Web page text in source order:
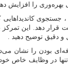
را افزایش
، جستجوی
قرار دهد. این
دقیق توضیح دهید .
را نشان
در وظایف خاص